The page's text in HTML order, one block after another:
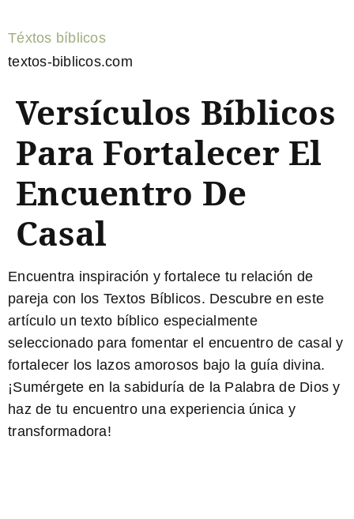
Téxtos bíblicos
textos-biblicos.com
Versículos Bíblicos
Para Fortalecer El
Encuentro De
Casal
Encuentra inspiración y fortalece tu relación de
pareja con los Textos Bíblicos. Descubre en este
artículo un texto bíblico especialmente
seleccionado para fomentar el encuentro de casal y
fortalecer los lazos amorosos bajo la guía divina.
¡Sumérgete en la sabiduría de la Palabra de Dios y
haz de tu encuentro una experiencia única y
transformadora!